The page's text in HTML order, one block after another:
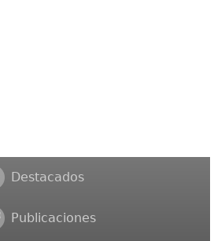
Destacados
Publicaciones